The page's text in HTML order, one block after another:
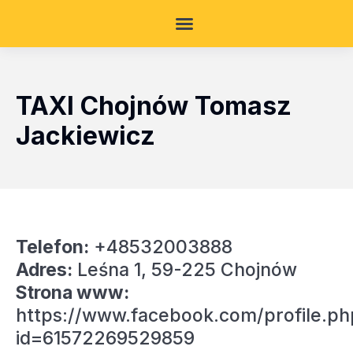
TAXI Chojnów Tomasz
Jackiewicz
Telefon: +48532003888
Adres: Leśna 1, 59-225 Chojnów
Strona www:
https://www.facebook.com/
id=61572269529859